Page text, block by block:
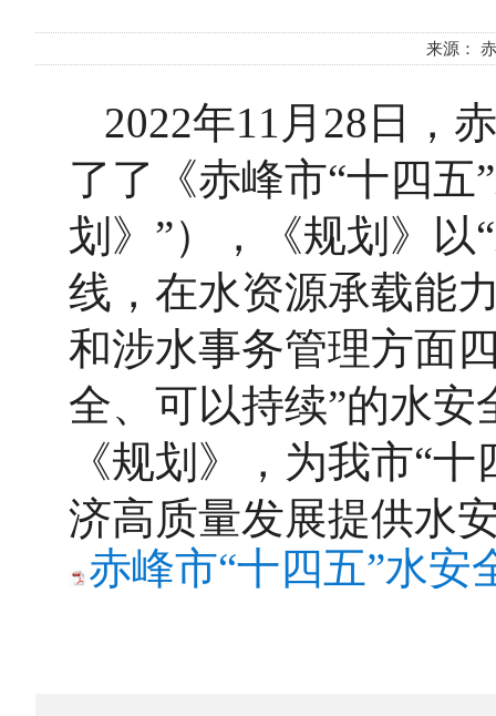
来源：
2022年11月28日，
了了《赤峰市“十四
划》”），《规划》以
线，在水资源承载能
和涉水事务管理方面
全、可以持续”的水
《规划》，为我市“
济高质量发展提供水
赤峰市“十四五”水安